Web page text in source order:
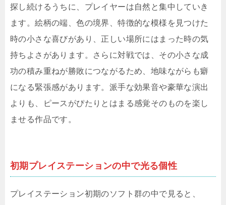
探し続けるうちに、プレイヤーは自然と集中していき
ます。絵柄の端、色の境界、特徴的な模様を見つけた
時の小さな喜びがあり、正しい場所にはまった時の気
持ちよさがあります。さらに対戦では、その小さな成
功の積み重ねが勝敗につながるため、地味ながらも癖
になる緊張感があります。派手な効果音や豪華な演出
よりも、ピースがぴたりとはまる感覚そのものを楽し
ませる作品です。
初期プレイステーションの中で光る個性
プレイステーション初期のソフト群の中で見ると、